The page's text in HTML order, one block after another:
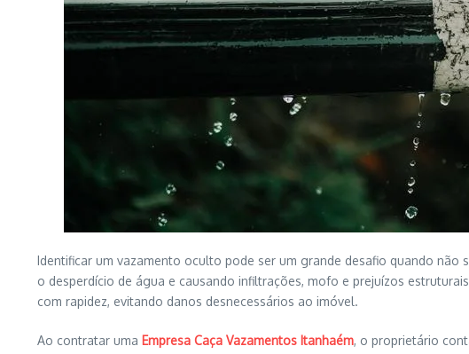
Identificar um vazamento oculto pode ser um grande desafio quando
o desperdício de água e causando infiltrações, mofo e prejuízos
com rapidez, evitando danos desnecessários ao imóvel.
Ao contratar uma Empresa Caça Vazamentos Itanhaém, o proprietário